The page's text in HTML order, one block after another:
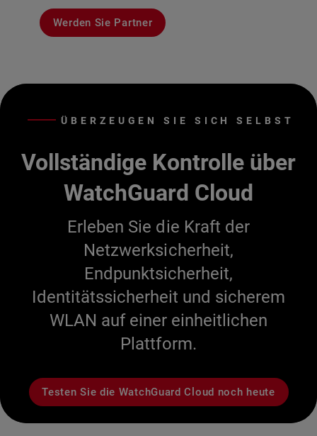
Werden Sie Partner
ÜBERZEUGEN SIE SICH SELBST
Vollständige Kontrolle über
WatchGuard Cloud
Erleben Sie die Kraft der
Netzwerksicherheit,
Endpunktsicherheit,
Identitätssicherheit und sicherem
WLAN auf einer einheitlichen
Plattform.
Testen Sie die WatchGuard Cloud noch heute